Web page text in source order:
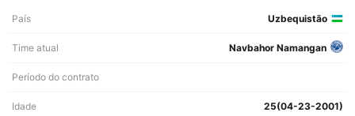
País Uzbequistão
Time atual Navbahor Namangan
Período do contrato
Idade 25(04-23-2001)